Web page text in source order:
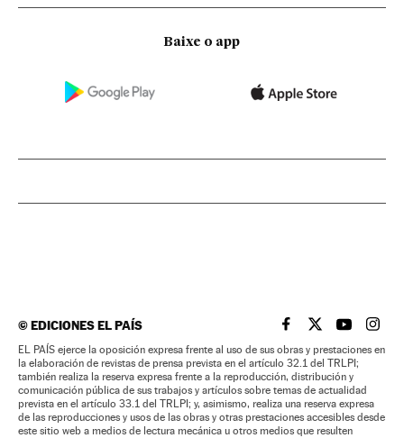
Baixe o app
©EDICIONES EL PAÍS EL PAÍS BRASIL EN
EL PAÍSEL PAÍS
EL
EL PAÍS ejerce la oposición expresa frente al uso de sus obras y prestaciones en
la elaboración de revistas de prensa prevista en el artículo 32.1 del TRLPI;
también realiza la reserva expresa frente a la reproducción, distribución y
comunicación pública de sus trabajos y artículos sobre temas de actualidad
prevista en el artículo 33.1 del TRLPI; y, asimismo, realiza una reserva expresa
de las reproducciones y usos de las obras y otras prestaciones accesibles desde
este sitio web a medios de lectura mecánica u otros medios que resulten